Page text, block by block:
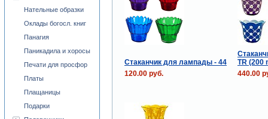
Стаканчик для лампады - 44
TR (200
120.00 руб.
440.00
Нательные образки
Оклады богосл. книг
Панагия
Паникадила и хоросы
Печати для просфор
Платы
Плащаницы
Подарки